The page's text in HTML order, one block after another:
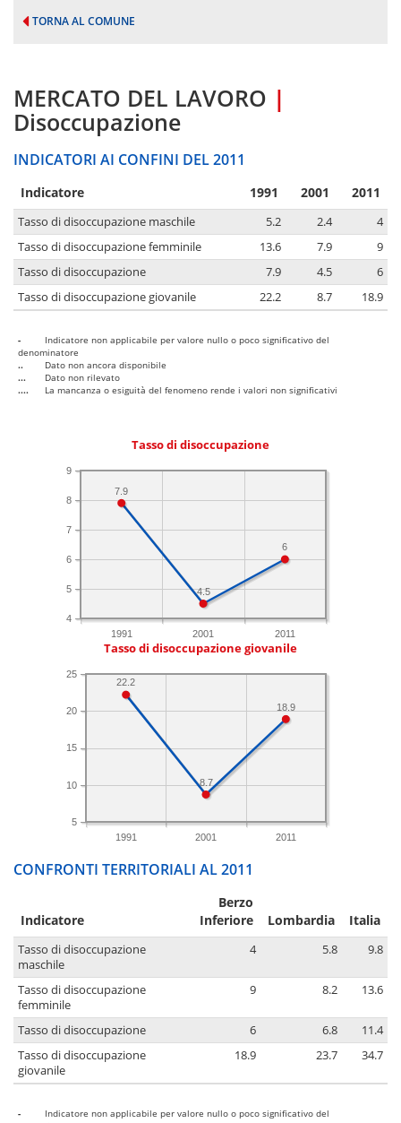
TORNA AL COMUNE
MERCATO DEL LAVORO |
Disoccupazione
INDICATORI AI CONFINI DEL 2011
Indicatore 1991 2001 2011
Tasso di disoccupazione maschile 5.2 2.4
4
Tasso di disoccupazione femminile
13.6 7.9
9
Tasso di disoccupazione
7.9 4.5
6
Tasso di disoccupazione giovanile
22.2 8.7 18.9
-
Indicatore non applicabile per valore nullo o poco significativo del
denominatore
..
Dato non ancora disponibile
...
Dato non rilevato
....
La mancanza o esiguità del fenomeno rende i valori non significativi
Tasso di disoccupazione
1991 2001 2011
4
5
6
7
8
9
6
4.5
7.9
Tasso di disoccupazione giovanile
1991 2001 2011
5
10
15
20
25
18.9
8.7
22.2
CONFRONTI TERRITORIALI AL 2011
Indicatore
Berzo
Inferiore
Lombardia Italia
Tasso di disoccupazione
maschile
4 5.8 9.8
Tasso di disoccupazione
femminile
9 8.2 13.6
Tasso di disoccupazione 6 6.8
11.4
Tasso di disoccupazione
giovanile
18.9 23.7 34.7
-
Indicatore non applicabile per valore nullo o poco significativo del